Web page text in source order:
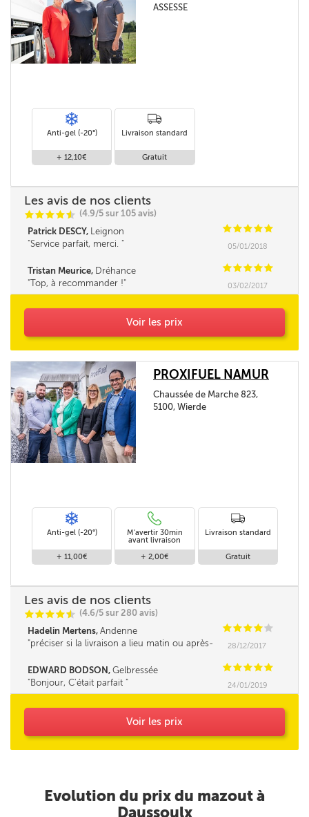
ASSESSE
Anti-gel (-20°)
+ 12,10€
Livraison standard
Gratuit
Les avis de nos clients
CCCCi
@ (4.9/5 sur 105 avis)
Patrick DESCY, Leignon CCCCC
Service parfait, merci.
05/01/2018
Tristan Meurice, Dréhance CCCCC
Top, à recommander !
03/02/2017
Voir les prix
PROXIFUEL NAMUR
Chaussée de Marche 823,
5100, Wierde
Anti-gel (-20°)
+ 11,00€
M'avertir 30min
avant livraison
+ 2,00€
Livraison standard
Gratuit
Les avis de nos clients
CCCCi
@ (4.6/5 sur 280 avis)
Hadelin Mertens, Andenne CCCC C
préciser si la livraison a lieu matin ou après-
28/12/2017
EDWARD BODSON, Gelbressée CCCCC
Bonjour, C'était parfait
24/01/2019
Voir les prix
Evolution du prix du mazout à
Daussoulx